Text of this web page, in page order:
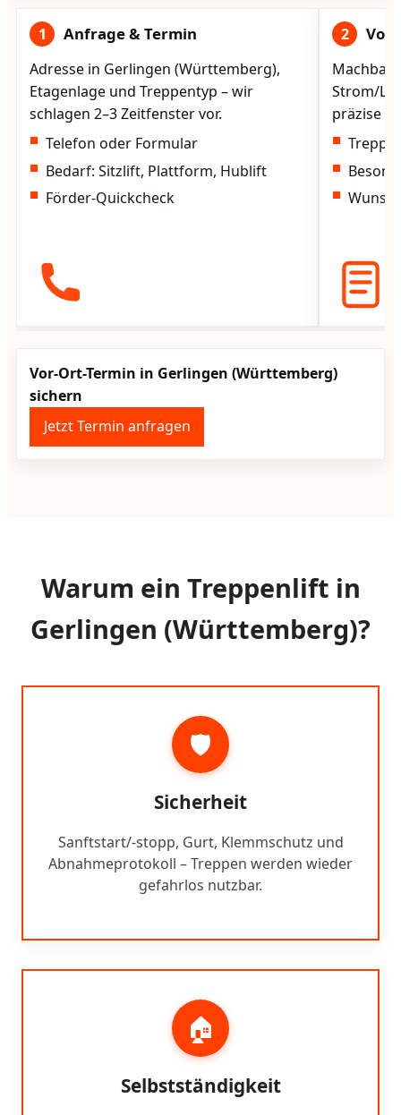
1 Anfrage & Termin
Adresse in Gerlingen (Württemberg),
Etagenlage und Treppentyp – wir
schlagen 2–3 Zeitfenster vor.
Telefon oder Formular
Bedarf: Sitzlift, Plattform, Hublift
Förder-Quickcheck
2
Strom/
präzise
Vor-Ort-Termin in Gerlingen (Württemberg)
sichern
Jetzt Termin anfragen
Warum ein Treppenlift in
Gerlingen (Württemberg)?
🛡️
Sicherheit
Sanftstart/-stopp, Gurt, Klemmschutz und
Abnahmeprotokoll – Treppen werden wieder
gefahrlos nutzbar.
🏠
Selbstständigkeit